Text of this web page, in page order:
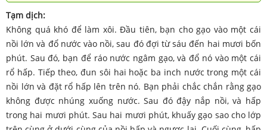
Tạm dịch:
Không quá khó để làm xôi. Đầu tiên, bạn cho gạo vào một cái
nồi lớn và đổ nước vào nồi, sau đó đợi từ sáu đến hai mươi bốn
phút. Sau đó, bạn để ráo nước ngâm gạo, và đổ nó vào một cái
rổ hấp. Tiếp theo, đun sôi hai hoặc ba inch nước trong một cái
nồi lớn và đặt rổ hấp lên trên nó. Bạn phải chắc chắn rằng gạo
không được nhúng xuống nước. Sau đó đậy nắp nồi, và hấp
trong hai mươi phút. Sau hai mươi phút, khuấy gạo sao cho lớp